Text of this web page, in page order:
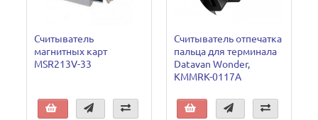
Считыватель
магнитных карт
MSR213V-33
Считыватель отпечатка
пальца для терминала
Datavan Wonder,
KMMRK-0117A